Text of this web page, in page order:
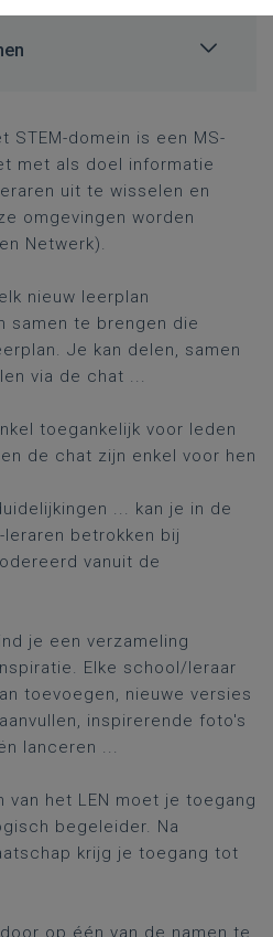
STEM-domein is een MS-
met als doel informatie
uit te wisselen en
omgevingen worden
Netwerk).
nieuw leerplan
samen te brengen die
Je kan delen, samen
via de chat ...
toegankelijk voor leden
de chat zijn enkel voor hen
... kan je in de
betrokken bij
vanuit de
je een verzameling
Elke school/leraar
toevoegen, nieuwe versies
inspirerende foto's
lanceren ...
van het LEN moet je toegang
begeleider. Na
krijg je toegang tot
op één van de namen te